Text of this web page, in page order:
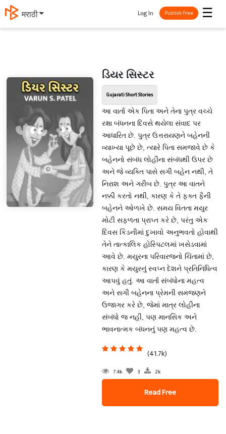
मराठी ☰
Log In Publish Free
ડિયર સિસ્ટર
Gujarati Short Stories
આ વાર્તા એક પિતા અને તેના પુત્ર વચ્ચે
રક્ષા બંધનના દિવસે થયેલા સંવાદ પર
આધારિત છે. પુત્ર ઉત્તરાયણને બહેનની
વ્યાખ્યા પૂછે છે, ત્યારે પિતા સમજાવે છે કે
બહેનનો સંબંધ લોહીના સંબંધથી ઉપર છે
અને જે વ્યક્તિ પાસે સગી બહેન નથી, તે
નિરાશ અને ગરીબ છે. પુત્ર આ વાતને
નક્કી કરતો નથી, કારણ કે તે ફક્ત ફૈની
બહેનને ઓળખે છે. સમય વિતતા મયુર
મોટી સફળતા પ્રાપ્ત કરે છે, પરંતુ એક
દિવસ કિડનીમાં દુખાવો અનુભવતો હોવાથી
તેને તાત્કાલિક હોસ્પિટલમાં ખસેડવામાં
આવે છે. મયુરના પરિવારજનો ચિંતામાં છે,
કારણ કે મયુરનું સ્વપ્ન દેશને પ્રતિનિધિત્વ
આપવું હતું. આ વાર્તા સંબંધોના મહત્વ
અને સગી બહેનના પ્રેમની સમજણને
ઉજાગર કરે છે, જેમાં માત્ર લોહીના
સંબંધો જ નહીં, પણ માનસિક અને
ભાવનાત્મક બંધનનું પણ મહત્વ છે.
(41.7k)
7.4k 3 2k
Read Free